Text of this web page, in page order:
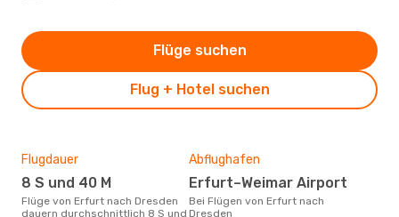
Flug + Hotel suchen
Flüge suchen
Flugdauer
8 S und 40 M
Flüge von Erfurt nach Dresden
dauern durchschnittlich 8 S und
Abflughafen
Erfurt–Weimar Airport
Bei Flügen von Erfurt nach
Dresden